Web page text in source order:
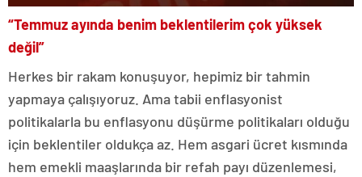
“Temmuz ayında benim beklentilerim çok yüksek
değil”
Herkes bir rakam konuşuyor, hepimiz bir tahmin
yapmaya çalışıyoruz. Ama tabii enflasyonist
politikalarla bu enflasyonu düşürme politikaları olduğu
için beklentiler oldukça az. Hem asgari ücret kısmında
hem emekli maaşlarında bir refah payı düzenlemesi,